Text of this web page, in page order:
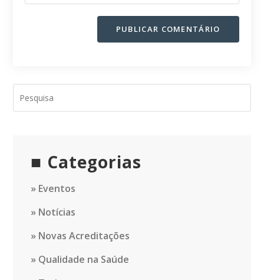
para
to
Categorias
Eventos
Notícias
Novas Acreditações
Qualidade na Saúde